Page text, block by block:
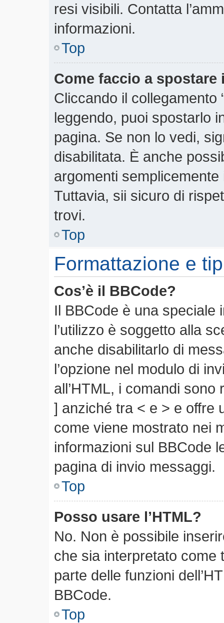
resi visibili. Contatta
informazioni.
Top
Come faccio a
Cliccando il collegamento
leggendo, puoi spostarlo
pagina. Se non lo vedi,
disabilitata. È anche
argomenti
Tuttavia, sii sicuro di
trovi.
Top
Formattazione e
Cos’è il BBCode?
Il BBCode è una speciale
l’utilizzo è soggetto alla
anche disabilitarlo di
l’opzione nel modulo di
all’HTML, i comandi
] anziché tra < e > e offre
come viene mostrato nei
informazioni sul BBCode
pagina di invio messaggi.
Top
Posso usare l’HTML?
No. Non è possibile
che sia interpretato come
parte delle funzioni
BBCode.
Top